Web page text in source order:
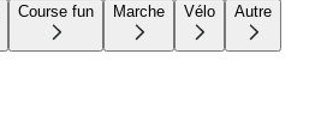
Course fun Marche Vélo Autre